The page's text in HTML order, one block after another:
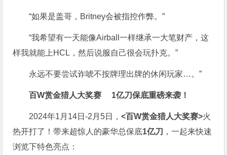
“如果是盖哥，Britney会被指控作弊。”
“我希望有一天能像Airball一样继承一大笔财产，这
样我就能上HCL，然后说服自己很会玩扑克。”
永远不要尝试诈唬不按牌理出牌的休闲玩家…。”
百W赏金猎人大奖赛 1亿刀保底重磅来袭！
2024年1月14日-2月5日，<百W赏金猎人大奖赛>火
热开打了！带来超惊人的豪华总保底1亿刀 ，一起来快速
浏览下特色亮点：